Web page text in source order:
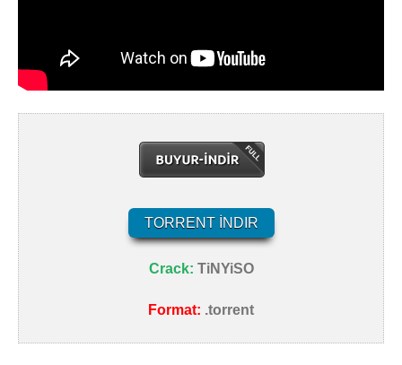
TORRENT İNDIR
Crack: TiNYiSO
Format: .torrent